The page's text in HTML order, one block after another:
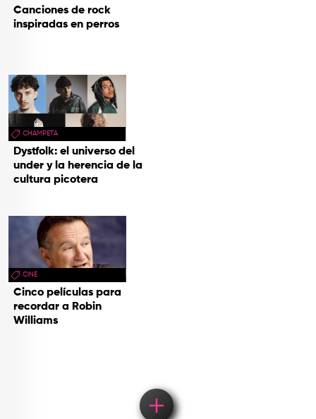
Canciones de rock
inspiradas en perros
CHAMPETA
Dystfolk: el universo del
under y la herencia de la
cultura picotera
CINE
Cinco películas para
recordar a Robin
Williams